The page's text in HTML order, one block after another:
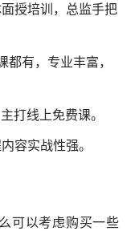
授培训，总监手把
有，专业丰富，
打线上免费课。
容实战性强。
可以考虑购买一些